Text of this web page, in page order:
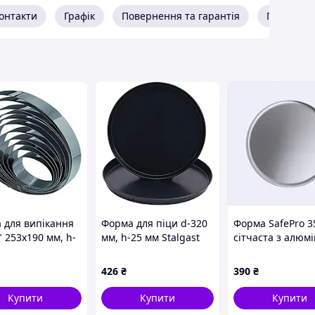
виробів
85х130 400 г 50 шт. форми для куліча Christian,
пасок
Графік Повернення та гарантія Про
випікання
253х190 мм, h-
Купити
Форма для піци d-320
мм, h-25 мм Stalgast
426 ₴
Купити
Форма SafePro
сітчаста з
390 ₴
Купити